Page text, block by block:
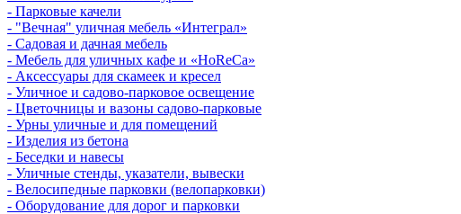
- Парковые качели
- "Вечная" уличная мебель «Интеграл»
- Садовая и дачная мебель
- Мебель для уличных кафе и «HoReCa»
- Аксессуары для скамеек и кресел
- Уличное и садово-парковое освещение
- Цветочницы и вазоны садово-парковые
- Урны уличные и для помещений
- Изделия из бетона
- Беседки и навесы
- Уличные стенды, указатели, вывески
- Велосипедные парковки (велопарковки)
- Оборудование для дорог и парковки